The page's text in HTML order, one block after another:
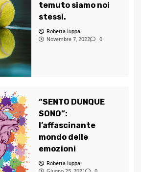
temuto siamo noi
stessi.
Roberta Iuppa
Novembre 7, 2022
0
“SENTO DUNQUE
SONO”:
l’affascinante
mondo delle
emozioni
Roberta Iuppa